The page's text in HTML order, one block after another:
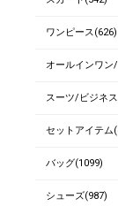
ワンピース(626)
オールインワン
スーツ/ビジネ
セットアイテム
バッグ(1099)
シューズ(987)